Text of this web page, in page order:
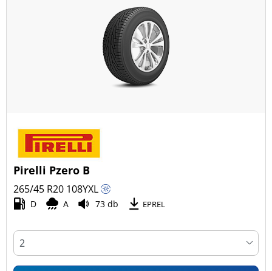
Pirelli Pzero B
265/45 R20 108YXL
D A 73 db EPREL